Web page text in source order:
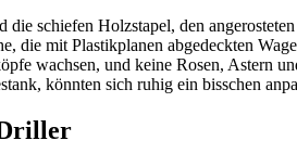
die schiefen Holzstapel, den
die mit Plastikplanen abgedeckten
wachsen, und keine Rosen, Astern
könnten sich ruhig ein bisschen